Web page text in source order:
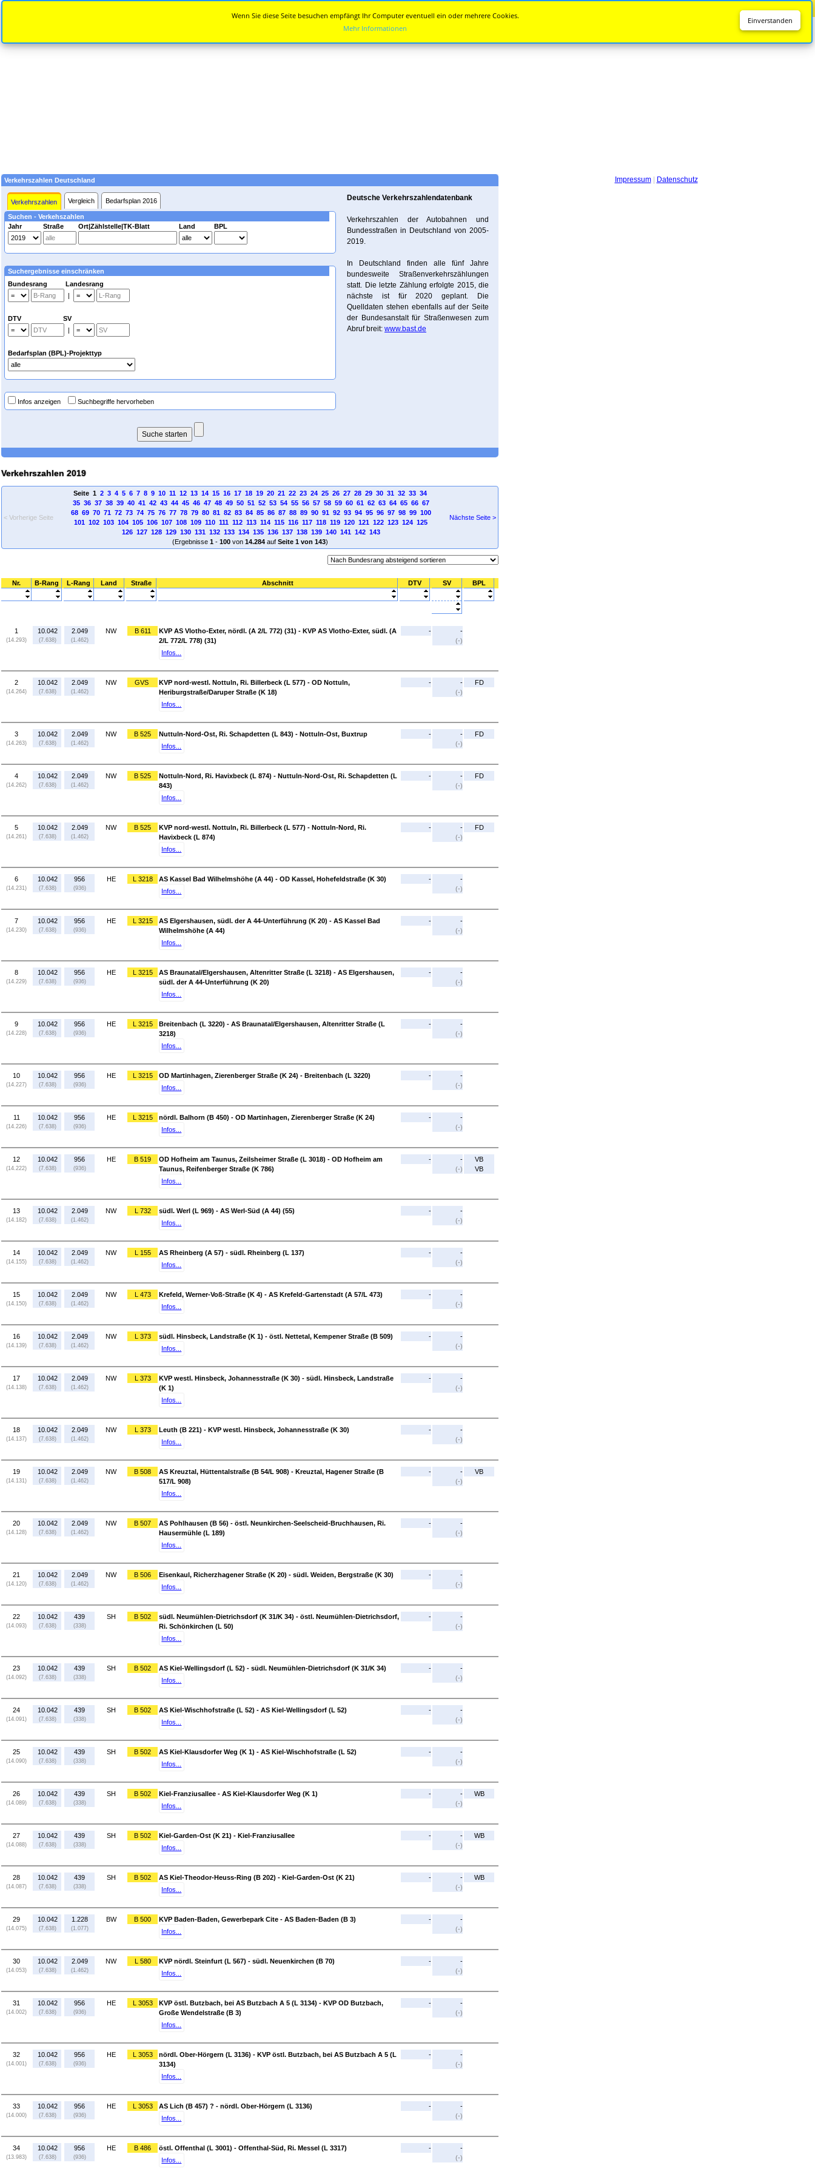
Verkehrszahlen Deutschland
Verkehrszahlen Vergleich Bedarfsplan 2016
Suchen - Verkehszahlen
Jahr
Straße Ort|Zählstelle|TK-Blatt Land BPL
Suchergebnisse einschränken
Bundesrang Landesrang
|
DTV SV
|
Bedarfsplan (BPL)-Projekttyp
Infos anzeigen Suchbegriffe hervorheben
Deutsche Verkehrszahlendatenbank
Verkehrszahlen der Autobahnen und
Bundesstraßen in Deutschland von 2005-
2019.
In Deutschland finden alle fünf Jahre
bundesweite Straßenverkehrszählungen
statt. Die letzte Zählung erfolgte 2015, die
nächste ist für 2020 geplant. Die
Quelldaten stehen ebenfalls auf der Seite
der Bundesanstalt für Straßenwesen zum
Abruf breit: www.bast.de
Verkehrszahlen 2019
< Vorherige Seite
Seite 1 2 3 4 5 6 7 8 9 10 11 12 13 14 15 16 17 18 19 20 21 22 23 24 25 26 27 28 29 30 31 32 33 34
35 36 37 38 39 40 41 42 43 44 45 46 47 48 49 50 51 52 53 54 55 56 57 58 59 60 61 62 63 64 65 66 67
68 69 70 71 72 73 74 75 76 77 78 79 80 81 82 83 84 85 86 87 88 89 90 91 92 93 94 95 96 97 98 99 100
101 102 103 104 105 106 107 108 109 110 111 112 113 114 115 116 117 118 119 120 121 122 123 124 125
126 127 128 129 130 131 132 133 134 135 136 137 138 139 140 141 142 143
(Ergebnisse 1- 100von 14.284auf Seite 1 von 143)
Nächste Seite >
Nr. B-Rang L-Rang Land Straße Abschnitt DTV SV BPL
1
(14.293)
10.042
(7.638)
2.049
(1.462)
NW B 611
KVP AS Vlotho-Exter, nördl. (A 2/L 772) (31) - KVP AS Vlotho-Exter, südl. (A
2/L 772/L 778) (31)
Infos...
-
-
(-)
2
(14.264)
10.042
(7.638)
2.049
(1.462)
NW GVS
KVP nord-westl. Nottuln, Ri. Billerbeck (L 577) - OD Nottuln,
Heriburgstraße/Daruper Straße (K 18)
Infos...
-
-
(-)
FD
3
(14.263)
10.042
(7.638)
2.049
(1.462)
NW B 525
Nuttuln-Nord-Ost, Ri. Schapdetten (L 843) - Nottuln-Ost, Buxtrup
Infos...
-
-
(-)
FD
4
(14.262)
10.042
(7.638)
2.049
(1.462)
NW B 525
Nottuln-Nord, Ri. Havixbeck (L 874) - Nuttuln-Nord-Ost, Ri. Schapdetten (L
843)
Infos...
-
-
(-)
FD
5
(14.261)
10.042
(7.638)
2.049
(1.462)
NW B 525
KVP nord-westl. Nottuln, Ri. Billerbeck (L 577) - Nottuln-Nord, Ri.
Havixbeck (L 874)
Infos...
-
-
(-)
FD
6
(14.231)
10.042
(7.638)
956
(936)
HE L 3218
AS Kassel Bad Wilhelmshöhe (A 44) - OD Kassel, Hohefeldstraße (K 30)
Infos...
-
-
(-)
7
(14.230)
10.042
(7.638)
956
(936)
HE L 3215
AS Elgershausen, südl. der A 44-Unterführung (K 20) - AS Kassel Bad
Wilhelmshöhe (A 44)
Infos...
-
-
(-)
8
(14.229)
10.042
(7.638)
956
(936)
HE L 3215
AS Braunatal/Elgershausen, Altenritter Straße (L 3218) - AS Elgershausen,
südl. der A 44-Unterführung (K 20)
Infos...
-
-
(-)
9
(14.228)
10.042
(7.638)
956
(936)
HE L 3215
Breitenbach (L 3220) - AS Braunatal/Elgershausen, Altenritter Straße (L
3218)
Infos...
-
-
(-)
10
(14.227)
10.042
(7.638)
956
(936)
HE L 3215
OD Martinhagen, Zierenberger Straße (K 24) - Breitenbach (L 3220)
Infos...
-
-
(-)
11
(14.226)
10.042
(7.638)
956
(936)
HE L 3215
nördl. Balhorn (B 450) - OD Martinhagen, Zierenberger Straße (K 24)
Infos...
-
-
(-)
12
(14.222)
10.042
(7.638)
956
(936)
HE B 519
OD Hofheim am Taunus, Zeilsheimer Straße (L 3018) - OD Hofheim am
Taunus, Reifenberger Straße (K 786)
Infos...
-
-
(-)
VB
VB
13
(14.182)
10.042
(7.638)
2.049
(1.462)
NW L 732
südl. Werl (L 969) - AS Werl-Süd (A 44) (55)
Infos...
-
-
(-)
14
(14.155)
10.042
(7.638)
2.049
(1.462)
NW L 155
AS Rheinberg (A 57) - südl. Rheinberg (L 137)
Infos...
-
-
(-)
15
(14.150)
10.042
(7.638)
2.049
(1.462)
NW L 473
Krefeld, Werner-Voß-Straße (K 4) - AS Krefeld-Gartenstadt (A 57/L 473)
Infos...
-
-
(-)
16
(14.139)
10.042
(7.638)
2.049
(1.462)
NW L 373
südl. Hinsbeck, Landstraße (K 1) - östl. Nettetal, Kempener Straße (B 509)
Infos...
-
-
(-)
17
(14.138)
10.042
(7.638)
2.049
(1.462)
NW L 373
KVP westl. Hinsbeck, Johannesstraße (K 30) - südl. Hinsbeck, Landstraße
(K 1)
Infos...
-
-
(-)
18
(14.137)
10.042
(7.638)
2.049
(1.462)
NW L 373
Leuth (B 221) - KVP westl. Hinsbeck, Johannesstraße (K 30)
Infos...
-
-
(-)
19
(14.131)
10.042
(7.638)
2.049
(1.462)
NW B 508
AS Kreuztal, Hüttentalstraße (B 54/L 908) - Kreuztal, Hagener Straße (B
517/L 908)
Infos...
-
-
(-)
VB
20
(14.128)
10.042
(7.638)
2.049
(1.462)
NW B 507
AS Pohlhausen (B 56) - östl. Neunkirchen-Seelscheid-Bruchhausen, Ri.
Hausermühle (L 189)
Infos...
-
-
(-)
21
(14.120)
10.042
(7.638)
2.049
(1.462)
NW B 506
Eisenkaul, Richerzhagener Straße (K 20) - südl. Weiden, Bergstraße (K 30)
Infos...
-
-
(-)
22
(14.093)
10.042
(7.638)
439
(338)
SH B 502
südl. Neumühlen-Dietrichsdorf (K 31/K 34) - östl. Neumühlen-Dietrichsdorf,
Ri. Schönkirchen (L 50)
Infos...
-
-
(-)
23
(14.092)
10.042
(7.638)
439
(338)
SH B 502
AS Kiel-Wellingsdorf (L 52) - südl. Neumühlen-Dietrichsdorf (K 31/K 34)
Infos...
-
-
(-)
24
(14.091)
10.042
(7.638)
439
(338)
SH B 502
AS Kiel-Wischhofstraße (L 52) - AS Kiel-Wellingsdorf (L 52)
Infos...
-
-
(-)
25
(14.090)
10.042
(7.638)
439
(338)
SH B 502
AS Kiel-Klausdorfer Weg (K 1) - AS Kiel-Wischhofstraße (L 52)
Infos...
-
-
(-)
26
(14.089)
10.042
(7.638)
439
(338)
SH B 502
Kiel-Franziusallee - AS Kiel-Klausdorfer Weg (K 1)
Infos...
-
-
(-)
WB
27
(14.088)
10.042
(7.638)
439
(338)
SH B 502
Kiel-Garden-Ost (K 21) - Kiel-Franziusallee
Infos...
-
-
(-)
WB
28
(14.087)
10.042
(7.638)
439
(338)
SH B 502
AS Kiel-Theodor-Heuss-Ring (B 202) - Kiel-Garden-Ost (K 21)
Infos...
-
-
(-)
WB
29
(14.075)
10.042
(7.638)
1.228
(1.077)
BW B 500
KVP Baden-Baden, Gewerbepark Cite - AS Baden-Baden (B 3)
Infos...
-
-
(-)
30
(14.053)
10.042
(7.638)
2.049
(1.462)
NW L 580
KVP nördl. Steinfurt (L 567) - südl. Neuenkirchen (B 70)
Infos...
-
-
(-)
31
(14.002)
10.042
(7.638)
956
(936)
HE L 3053
KVP östl. Butzbach, bei AS Butzbach A 5 (L 3134) - KVP OD Butzbach,
Große Wendelstraße (B 3)
Infos...
-
-
(-)
32
(14.001)
10.042
(7.638)
956
(936)
HE L 3053
nördl. Ober-Hörgern (L 3136) - KVP östl. Butzbach, bei AS Butzbach A 5 (L
3134)
Infos...
-
-
(-)
33
(14.000)
10.042
(7.638)
956
(936)
HE L 3053
AS Lich (B 457) ? - nördl. Ober-Hörgern (L 3136)
Infos...
-
-
(-)
34
(13.983)
10.042
(7.638)
956
(936)
HE B 486
östl. Offenthal (L 3001) - Offenthal-Süd, Ri. Messel (L 3317)
Infos...
-
-
(-)
Impressum| Datenschutz
Einverstanden
Wenn Sie diese Seite besuchen empfängt Ihr Computer eventuell ein oder mehrere Cookies.
Mehr Informationen